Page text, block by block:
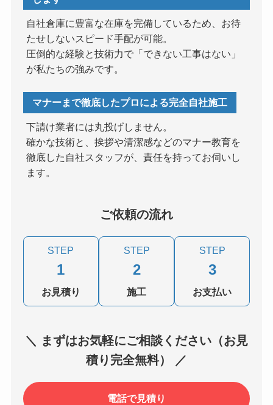
自社倉庫に豊富な在庫を完備しているため、お待
たせしないスピード手配が可能。
圧倒的な経験と技術力で「できない工事はない」
が私たちの強みです。
マナーまで徹底したプロによる完全自社施工
下請け業者には丸投げしません。
確かな技術と、挨拶や清潔感などのマナー教育を
徹底した自社スタッフが、責任を持ってお伺いし
ます。
ご依頼の流れ
STEP
1
お見積り
STEP
2
施工
STEP
3
お支払い
＼ まずはお気軽にご相談ください（お見
積り完全無料） ／
電話で見積り